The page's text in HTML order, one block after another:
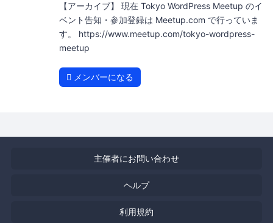
【アーカイブ】 現在 Tokyo WordPress Meetup のイ
ベント告知・参加登録は Meetup.com で行っていま
す。 https://www.meetup.com/tokyo-wordpress-
meetup
メンバーになる
主催者にお問い合わせ
ヘルプ
利用規約